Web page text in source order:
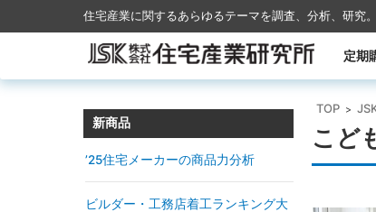
住宅産業に関するあらゆるテーマを調査、分析、研究
コンテンツに移動
定期
TOP >
こど
新商品
’25住宅メーカーの商品力分析
ビルダー・工務店着工ランキング大